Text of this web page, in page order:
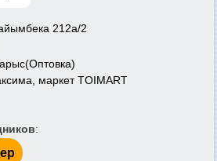
212а/2
маркет TOIMART
: